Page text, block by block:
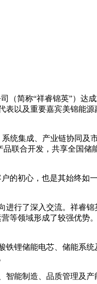
简称“祥睿锦英”）达
以及重要嘉宾美锦能
统集成、产业链协同
联合开发，共享全国
初心，也是其始终如
行了深入交流。祥睿
等领域形成了较强优
锂储能电芯、储能系
能制造、品质管理及产